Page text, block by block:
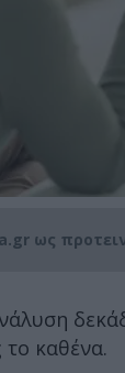
ως
το καθένα.